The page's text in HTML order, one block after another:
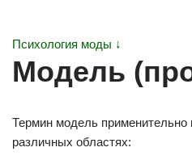
Психология моды ↓
Модель
Термин модель применительно
различных областях: